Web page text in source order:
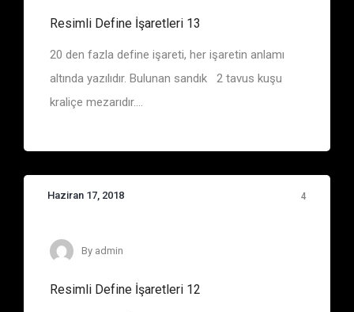
Resimli Define İşaretleri 13
20 den fazla define işareti, her işaretin anlamı
altında yazılıdır. Bulunan sandık 2 tavus kuşu
kraliçe mezarıdır....
Haziran 17, 2018 4
Define İşaretleri
By admin
Resimli Define İşaretleri 12